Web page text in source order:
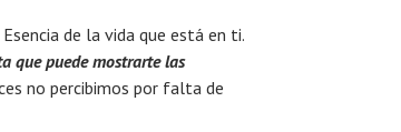
de la vida que está en ti.
que puede mostrarte las
no percibimos por falta de